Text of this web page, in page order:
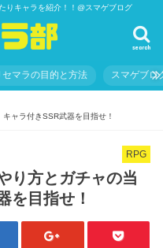
りキャラを紹介！！@スマゲブログ
search
セマラの目的と方法 スマゲブロ
ャラ付きSSR武器を目指せ！
RPG
り方とガチャの当
を目指せ！